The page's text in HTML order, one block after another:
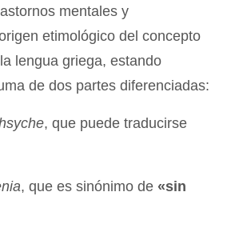
mentales y
etimológico del concepto
lengua griega, estando
de dos partes diferenciadas:
, que puede traducirse
, que es sinónimo de«sin